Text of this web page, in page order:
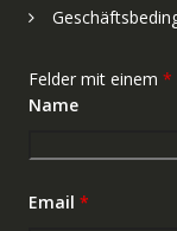
Felder mit einem *
Name
Email *